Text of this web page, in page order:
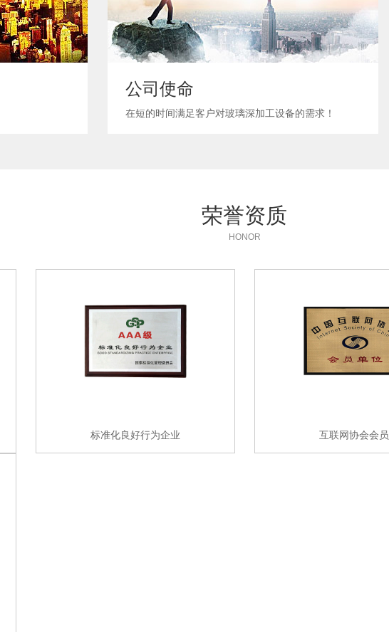
公司使命
在短的时间满足客户对玻璃深加工设备的需求！
荣誉资质
HONOR
标准化良好行为企业 互联网协会会员